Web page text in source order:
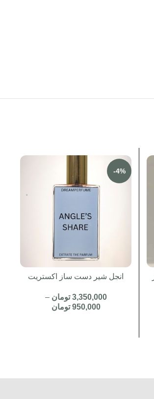
-4%
انجل شیر دست ساز اکستریت
3,350,000 تومان –
950,000 تومان